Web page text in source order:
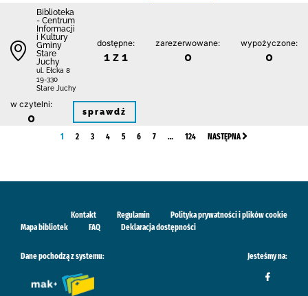
Biblioteka
- Centrum
Informacji
i Kultury
Gminy
Stare
Juchy
ul. Ełcka 8
19-330
Stare Juchy
dostępne:
1 z 1
zarezerwowane:
0
wypożyczone:
0
w czytelni:
0 sprawdź
1 2 3 4 5 6 7 … 124 NASTĘPNA
Kontakt Regulamin
Polityka prywatności i plików cookie
Mapa bibliotek
FAQ Deklaracja dostępności
Dane pochodzą z systemu: Jesteśmy na: